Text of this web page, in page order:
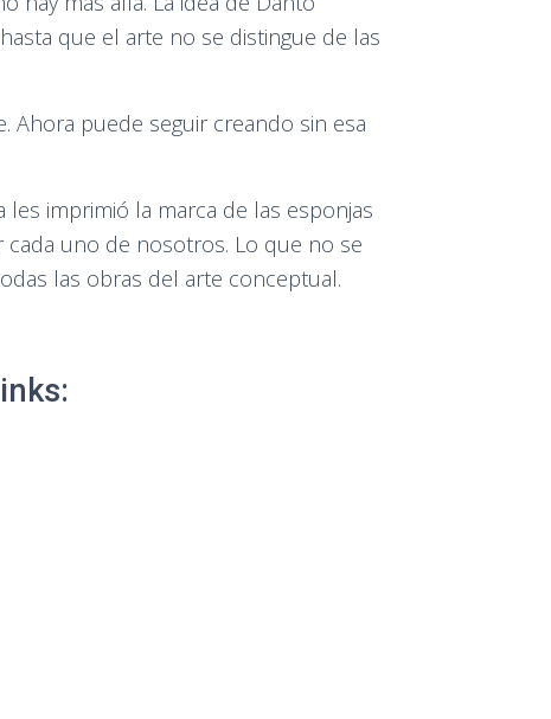
que el arte no se distingue de las
Ahora puede seguir creando sin esa
imprimió la marca de las esponjas
uno de nosotros. Lo que no se
las obras del arte conceptual.